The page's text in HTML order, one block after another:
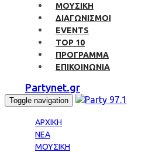
ΜΟΥΣΙΚΗ
ΔΙΑΓΩΝΙΣΜΟΙ
EVENTS
TOP 10
ΠΡΟΓΡΑΜΜΑ
ΕΠΙΚΟΙΝΩΝΙΑ
Partynet.gr
Toggle navigation
ΑΡΧΙΚΗ
ΝΕΑ
ΜΟΥΣΙΚΗ